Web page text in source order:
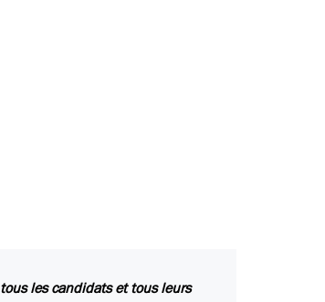
les candidats et tous leurs